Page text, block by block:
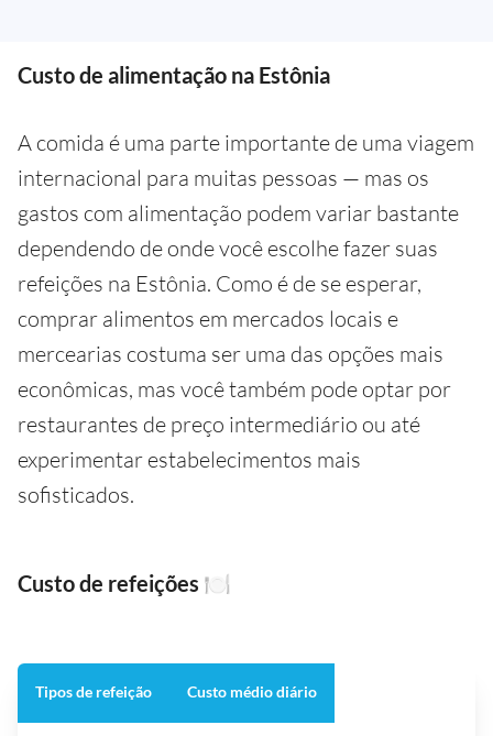
Custo de alimentação na Estônia
A comida é uma parte importante de uma viagem
internacional para muitas pessoas — mas os
gastos com alimentação podem variar bastante
dependendo de onde você escolhe fazer suas
refeições na Estônia. Como é de se esperar,
comprar alimentos em mercados locais e
mercearias costuma ser uma das opções mais
econômicas, mas você também pode optar por
restaurantes de preço intermediário ou até
experimentar estabelecimentos mais
sofisticados.
Custo de refeições 🍽️
Tipos de refeição Custo médio diário